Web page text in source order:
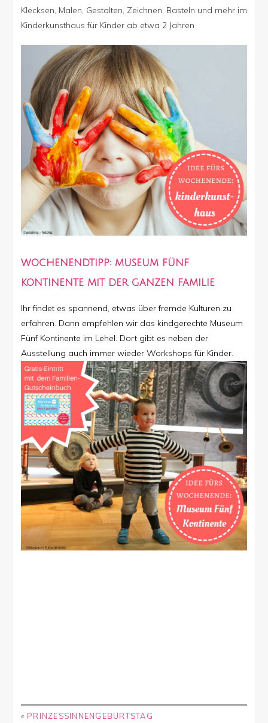
Klecksen, Malen, Gestalten, Zeichnen, Basteln und mehr im
Kinderkunsthaus für Kinder ab etwa 2 Jahren
WOCHENENDTIPP: MUSEUM FÜNF
KONTINENTE MIT DER GANZEN FAMILIE
Ihr findet es spannend, etwas über fremde Kulturen zu
erfahren. Dann empfehlen wir das kindgerechte Museum
Fünf Kontinente im Lehel. Dort gibt es neben der
Ausstellung auch immer wieder Workshops für Kinder.
« PRINZESSINNENGEBURTSTAG